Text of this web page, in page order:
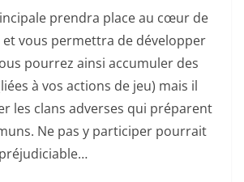
prendra place au cœur de
vous permettra de développer
pourrez ainsi accumuler des
à vos actions de jeu) mais il
les clans adverses qui préparent
Ne pas y participer pourrait